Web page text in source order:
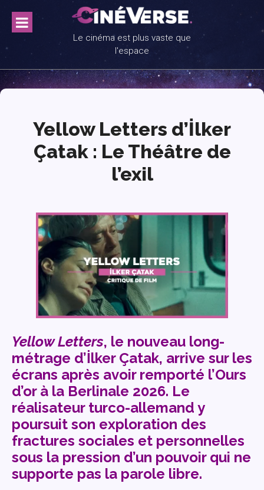
content
Le cinéma est plus vaste que
l'espace
Yellow Letters d’İlker
Çatak : Le Théâtre de
l’exil
Yellow Letters, le nouveau long-
métrage d’İlker Çatak, arrive sur les
écrans après avoir remporté l’Ours
d’or à la Berlinale 2026. Le
réalisateur turco-allemand y
poursuit son exploration des
fractures sociales et personnelles
sous la pression d’un pouvoir qui ne
supporte pas la parole libre.